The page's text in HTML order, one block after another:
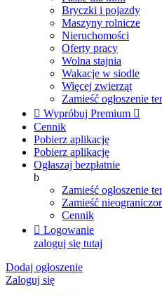
Bryczki i pojazdy
Maszyny rolnicze
Nieruchomości
Oferty pracy
Wolna stajnia
Wakacje w siodle
Więcej zwierząt
Zamieść ogłoszenie
 Wypróbuj Premium 
Cennik
Pobierz aplikację
Pobierz aplikację
Ogłaszaj bezpłatnie
b
Zamieść ogłoszenie
Zamieść
Cennik
 Logowanie
zaloguj się tutaj
Dodaj ogłoszenie
Zaloguj się